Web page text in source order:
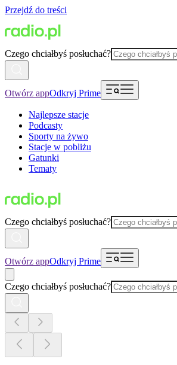
Przejdź do treści
Czego chciałbyś posłuchać?
Otwórz appOdkryj Prime
Najlepsze stacje
Podcasty
Sporty na żywo
Stacje w pobliżu
Gatunki
Tematy
Czego chciałbyś posłuchać?
Otwórz appOdkryj Prime
Czego chciałbyś posłuchać?